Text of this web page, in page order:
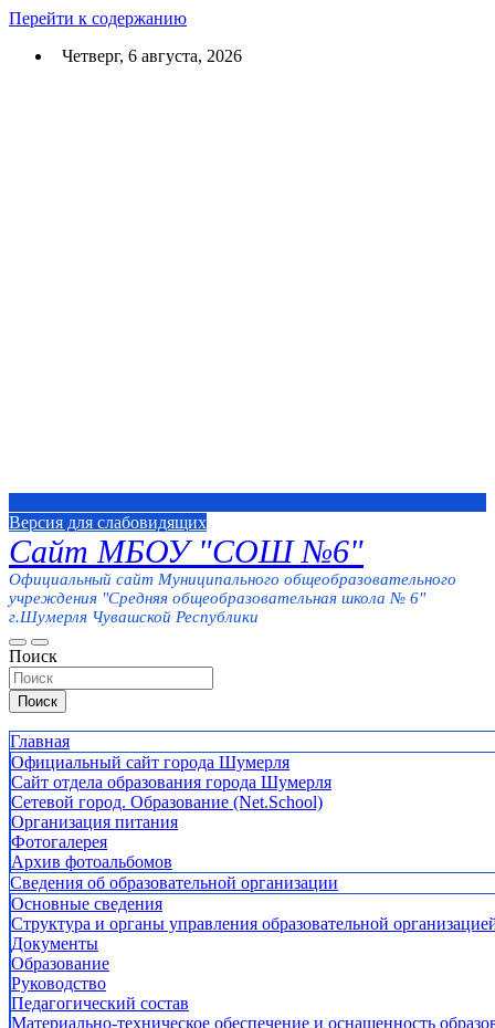
Перейти к содержанию
Четверг, 6 августа, 2026
Версия для слабовидящих
Сайт МБОУ "СОШ №6"
Официальный сайт Муниципального общеобразовательного
учреждения "Средняя общеобразовательная школа № 6"
г.Шумерля Чувашской Республики
Поиск
Поиск
Главная
Официальный сайт города Шумерля
Сайт отдела образования города Шумерля
Сетевой город. Образование (Net.School)
Организация питания
Фотогалерея
Архив фотоальбомов
Сведения об образовательной организации
Основные сведения
Структура и органы управления образовательной
Документы
Образование
Руководство
Педагогический состав
Материально-техническое обеспечение и оснащенность